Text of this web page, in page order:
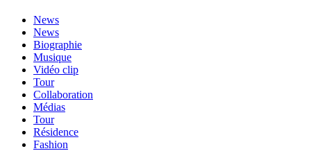
News
News
Biographie
Musique
Vidéo clip
Tour
Collaboration
Médias
Tour
Résidence
Fashion